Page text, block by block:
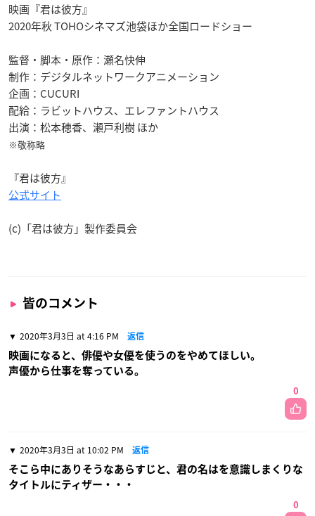
映画『君は彼方』
2020年秋 TOHOシネマズ池袋ほか全国ロードショー
監督・脚本・原作：瀬名快伸
制作：デジタルネットワークアニメーション
企画：CUCURI
配給：ラビットハウス、エレファントハウス
出演：松本穂香、瀬戸利樹 ほか
※敬称略
『君は彼方』
公式サイト
(c)「君は彼方」製作委員会
皆のコメント
2020年3月3日 at 4:16 PM 返信
映画になると、俳優や女優を使うのをやめてほしい。
声優から仕事を奪っている。
0
2020年3月3日 at 10:02 PM 返信
そこら中にありそうなあらすじと、君の名はを意識しまくりな
タイトルにティザー・・・
0